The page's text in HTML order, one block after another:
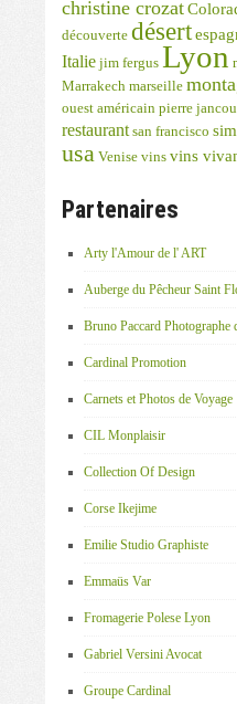
christine crozat
découverte désert
Italie jim fergus Lyon
Marrakech marseille
ouest américain pierre jancou
restaurant san francisco
usa Venise vins vins
Partenaires
Arty l'Amour de l' ART
Auberge du Pêcheur Saint
Bruno Paccard Photographe
Cardinal Promotion
Carnets et Photos de Voyage
CIL Monplaisir
Collection Of Design
Corse Ikejime
Emilie Studio Graphiste
Emmaüs Var
Fromagerie Polese Lyon
Gabriel Versini Avocat
Groupe Cardinal